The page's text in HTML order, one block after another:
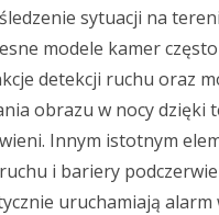
sytuacji na
modele kamer
detekcji ruchu oraz
obrazu w nocy dzięki
Innym istotnym
i bariery
uruchamiają alarm